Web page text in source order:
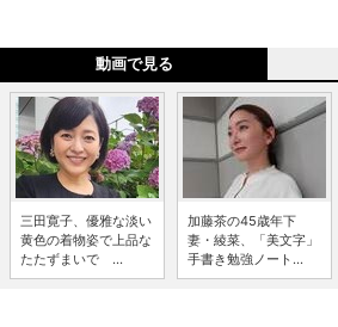
動画で見る
三田寛子、優雅な淡い
黄色の着物姿で上品な
たたずまいで ...
加藤茶の45歳年下
妻・綾菜、「美文字」
手書き勉強ノート...